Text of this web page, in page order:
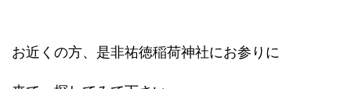
お近くの方、是非祐徳稲荷神社にお参りに